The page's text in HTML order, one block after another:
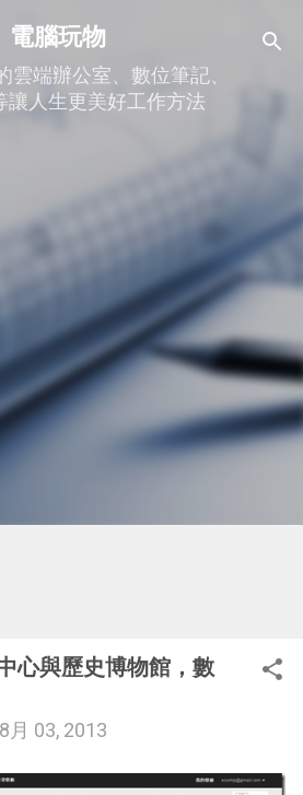
跳到主要內容
電腦玩物
雲端辦公室、數位筆記、
讓人生更美好工作方法
心與歷史博物館，數
8月 03, 2013